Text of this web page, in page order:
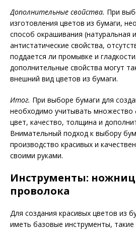
Дополнительные свойства. При
изготовления цветов из бумаги,
способ окрашивания (натуральная
антистатические свойства,
поддается ли промывке и
дополнительные свойства могут
внешний вид цветов из бумаги.
Итог. При выборе бумаги для
необходимо учитывать множество
цвет, качество, толщина и
Внимательный подход к выбору
производство красивых и
своими руками.
Инструменты:
проволока
Для создания красивых цветов из
иметь базовые инструменты,